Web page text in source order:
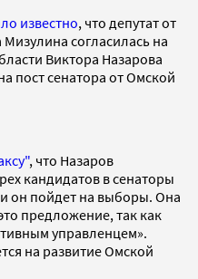
известно, что депутат от
согласилась на
Виктора Назарова
пост сенатора от Омской
, что Назаров
кандидатов в сенаторы
он пойдет на выборы. Она
предложение, так как
управленцем».
на развитие Омской